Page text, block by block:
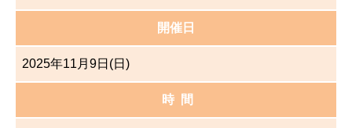
開催日
2025年11月9日(日)
時 間